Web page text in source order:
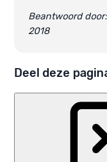
Beantwoord
2018
Deel deze